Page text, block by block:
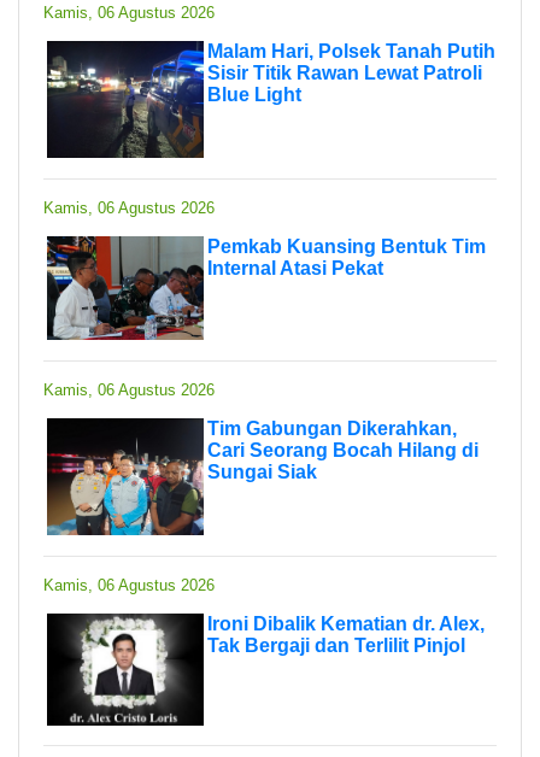
Kamis, 06 Agustus 2026
Malam Hari, Polsek Tanah Putih
Sisir Titik Rawan Lewat Patroli
Blue Light
Kamis, 06 Agustus 2026
Pemkab Kuansing Bentuk Tim
Internal Atasi Pekat
Kamis, 06 Agustus 2026
Tim Gabungan Dikerahkan,
Cari Seorang Bocah Hilang di
Sungai Siak
Kamis, 06 Agustus 2026
Ironi Dibalik Kematian dr. Alex,
Tak Bergaji dan Terlilit Pinjol